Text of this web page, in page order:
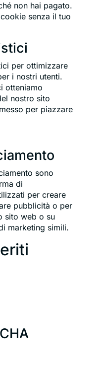
non hai pagato.
senza il tuo
per ottimizzare
i nostri utenti.
otteniamo
nostro sito
per piazzare
sono
di
per creare
pubblicità o per
sito web o su
marketing simili.